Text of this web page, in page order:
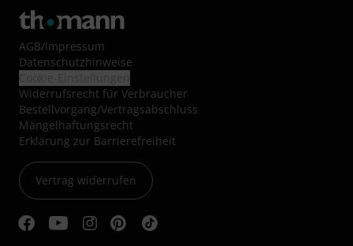
AGB/Impressum
Datenschutzhinweise
Widerrufsrecht für Verbraucher
Bestellvorgang/Vertragsabschluss
Mängelhaftungsrecht
Erklärung zur Barrierefreiheit
Vertrag widerrufen